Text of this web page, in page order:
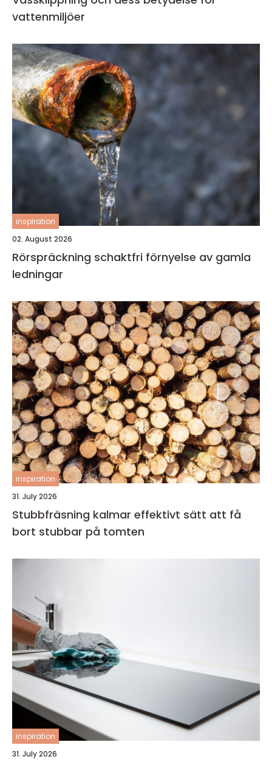
vattenmiljöer
inspiration
02. August 2026
Rörspräckning schaktfri förnyelse av gamla
ledningar
inspiration
31. July 2026
Stubbfräsning kalmar effektivt sätt att få
bort stubbar på tomten
inspiration
31. July 2026